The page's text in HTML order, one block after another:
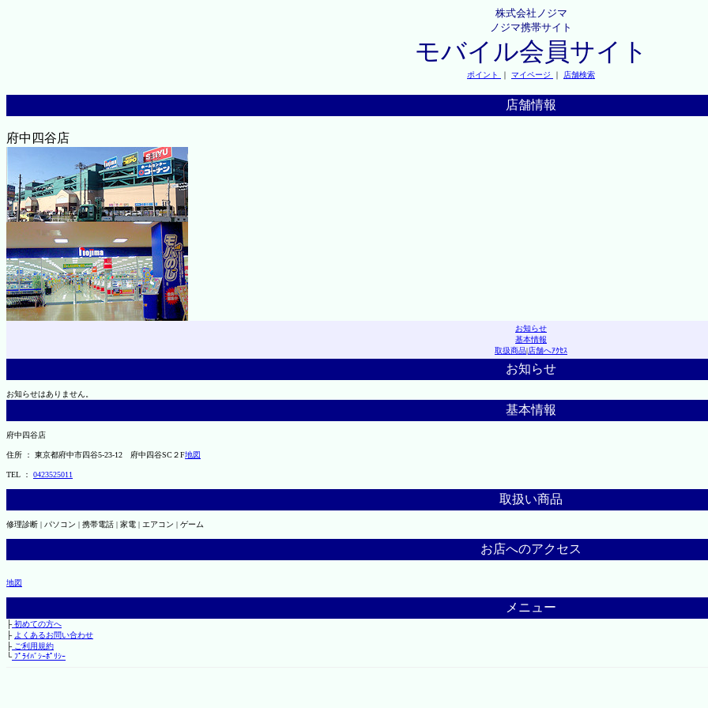
株式会社ノジマ
ノジマ携帯サイト
モバイル会員サイト
ポイント ｜ マイページ ｜ 店舗検索
店舗情報
府中四谷店
お知らせ
基本情報
取扱商品|店舗へｱｸｾｽ
お知らせ
お知らせはありません。
基本情報
府中四谷店
住所 ： 東京都府中市四谷5-23-12 府中四谷SC２F地図
TEL ： 0423525011
取扱い商品
修理診断 | パソコン | 携帯電話 | 家電 | エアコン | ゲーム
お店へのアクセス
地図
メニュー
├初めての方へ
├ よくあるお問い合わせ
├ご利用規約
└ﾌﾟﾗｲﾊﾞｼｰﾎﾟﾘｼｰ